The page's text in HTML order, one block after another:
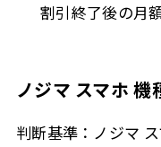
割引終了後の月
ノジマ スマホ 機
判断基準：ノジマ